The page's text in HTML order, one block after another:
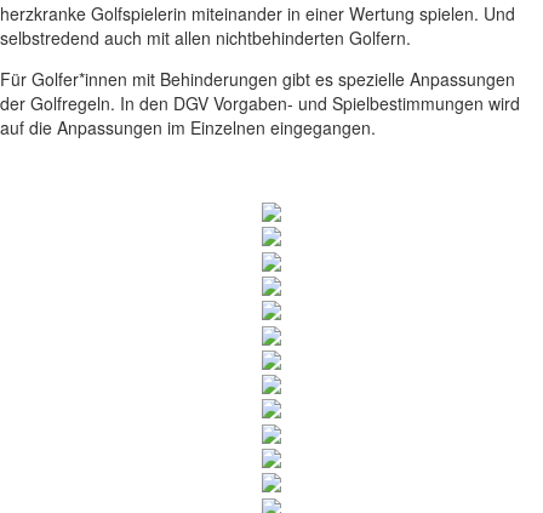
herzkranke Golfspielerin miteinander in einer Wertung spielen. Und
selbstredend auch mit allen nichtbehinderten Golfern.
Für Golfer*innen mit Behinderungen gibt es spezielle Anpassungen
der Golfregeln. In den DGV Vorgaben- und Spielbestimmungen wird
auf die Anpassungen im Einzelnen eingegangen.